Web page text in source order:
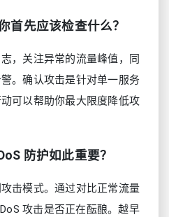
首先应该检查什么？
，关注异常的流量峰值，同
。确认攻击是针对单一服务
可以帮助你最大限度降低攻
防护如此重要？
击模式。通过对比正常流量
攻击是否正在酝酿。越早